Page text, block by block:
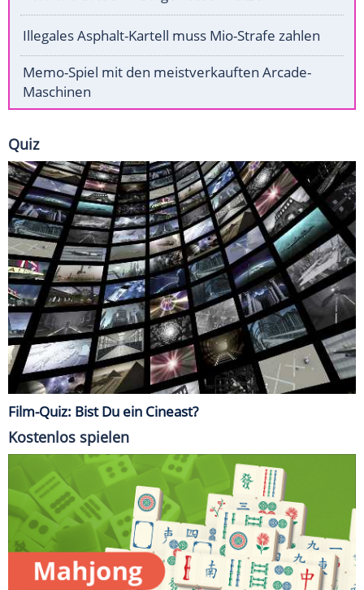
Illegales Asphalt-Kartell muss Mio-Strafe zahlen
Memo-Spiel mit den meistverkauften Arcade-
Maschinen
Quiz
Film-Quiz: Bist Du ein Cineast?
Kostenlos spielen